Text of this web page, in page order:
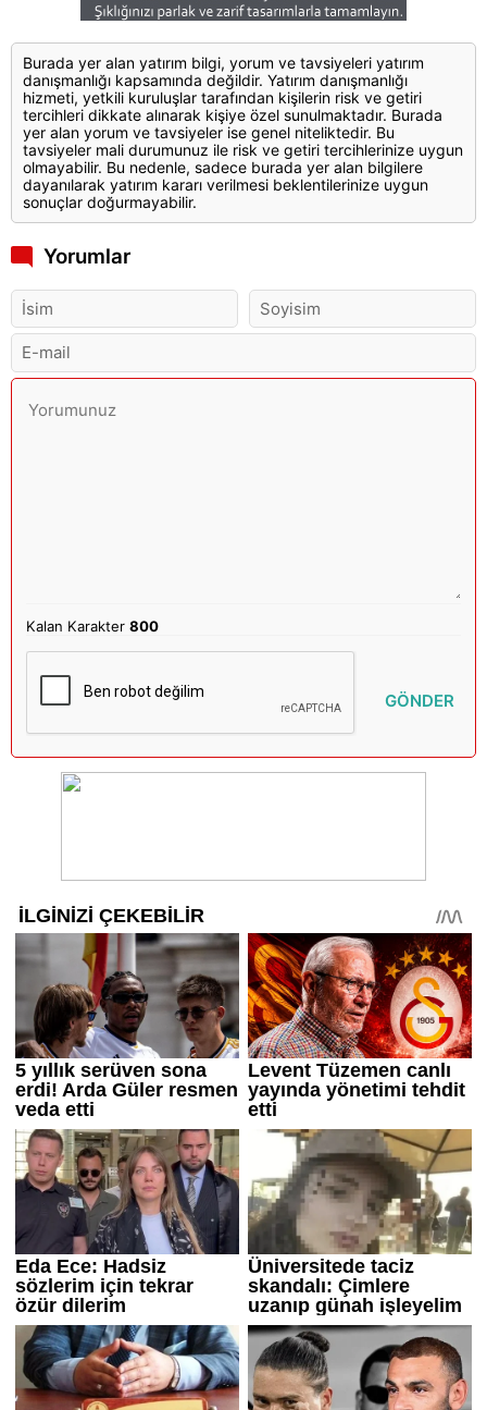
Burada yer alan yatırım bilgi, yorum ve tavsiyeleri yatırım
danışmanlığı kapsamında değildir. Yatırım danışmanlığı
hizmeti, yetkili kuruluşlar tarafından kişilerin risk ve getiri
tercihleri dikkate alınarak kişiye özel sunulmaktadır. Burada
yer alan yorum ve tavsiyeler ise genel niteliktedir. Bu
tavsiyeler mali durumunuz ile risk ve getiri tercihlerinize uygun
olmayabilir. Bu nedenle, sadece burada yer alan bilgilere
dayanılarak yatırım kararı verilmesi beklentilerinize uygun
sonuçlar doğurmayabilir.
Yorumlar
Kalan Karakter800
GÖNDER